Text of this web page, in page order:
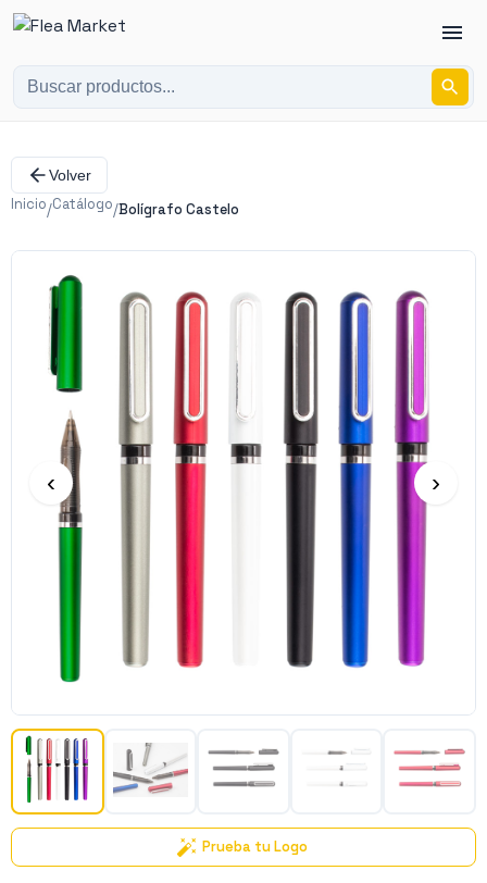
Volver
Inicio/Catálogo/Bolígrafo Castelo
‹ ›
Prueba tu Logo